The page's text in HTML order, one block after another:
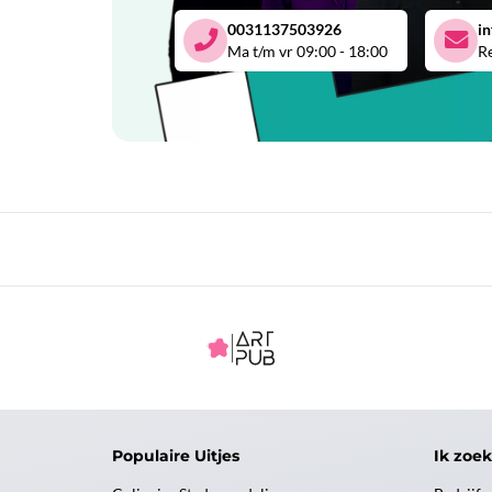
0031137503926
Ma t/m vr 09:00 - 18:00
Populaire Uitjes Ik